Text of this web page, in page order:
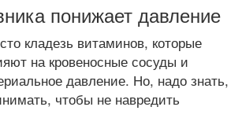
понижает давление
кладезь витаминов, которые
на кровеносные сосуды и
давление. Но, надо знать,
чтобы не навредить